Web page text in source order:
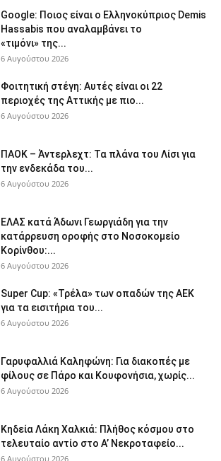
Google: Ποιος είναι ο Ελληνοκύπριος Demis
Hassabis που αναλαμβάνει το
«τιμόνι» της...
6 Αυγούστου 2026
Φοιτητική στέγη: Aυτές είναι οι 22
περιοχές της Αττικής με πιο...
6 Αυγούστου 2026
ΠΑΟΚ – Άντερλεχτ: Τα πλάνα του Λίσι για
την ενδεκάδα του...
6 Αυγούστου 2026
ΕΛΑΣ κατά Άδωνι Γεωργιάδη για την
κατάρρευση οροφής στο Νοσοκομείο
Κορίνθου:...
6 Αυγούστου 2026
Super Cup: «Τρέλα» των οπαδών της ΑΕΚ
για τα εισιτήρια του...
6 Αυγούστου 2026
Γαρυφαλλιά Καληφώνη: Για διακοπές με
φίλους σε Πάρο και Κουφονήσια, χωρίς...
6 Αυγούστου 2026
Κηδεία Λάκη Χαλκιά: Πλήθος κόσμου στο
τελευταίο αντίο στο Α’ Νεκροταφείο...
6 Αυγούστου 2026